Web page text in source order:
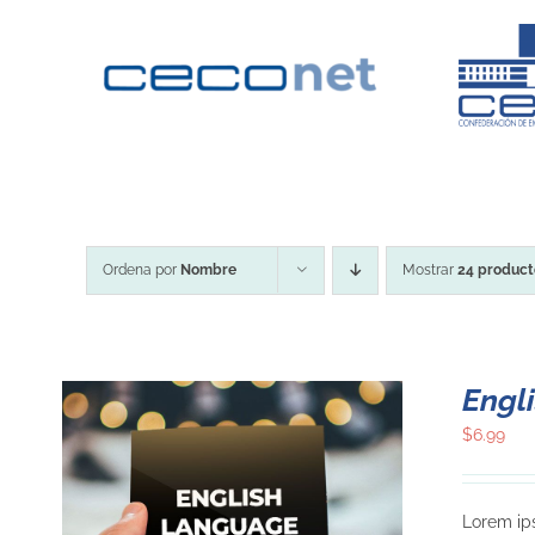
Ordena por Nombre Mostrar 24
$6.99
Lorem